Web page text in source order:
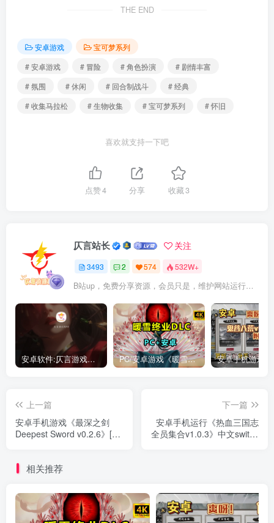
THE END
安卓游戏
宝可梦系列
# 安卓游戏
# 冒险 # 角色扮演
# 剧情丰富
# 氛围
# 休闲 # 回合制战斗
# 经典
# 收集马拉松
# 生物收集 # 宝可梦系列 # 怀旧
喜欢就支持一下吧
点赞4 分享 收藏3
仄言站长 关注
3493 2 574 532W+
B站up，免费分享资源，会员只是，维护网站运行，会员权利为可以支持本地下载，更多内容，敬请期待！
安卓软件:仄言游戏库4.0APP全新上架了！没有下的赶紧下载呀！ PC/安卓游戏《暖雪最新v3.1.0.1》终业DLC整合版！
上一篇
安卓手机游戏《最深之剑
Deepest Sword v0.2.6》[完
下一篇
安卓手机运行《热血三国志
全员集合v1.0.3》中文switch
相关推荐